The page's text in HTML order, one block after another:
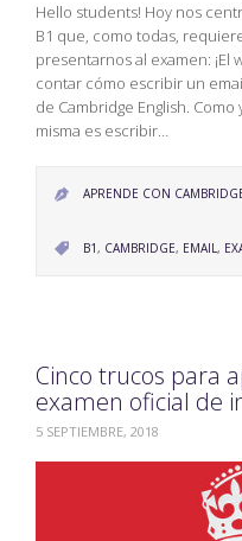
Hello students! Hoy nos
B1 que, como todas,
presentarnos al examen: ¡El
contar cómo escribir un
de Cambridge English.
misma es escribir…
 APRENDE CON
 CATEGORY
B1, CAMBRIDGE, EMAIL,
Cinco trucos para
examen oficial de
5 SEPTIEMBRE, 2018